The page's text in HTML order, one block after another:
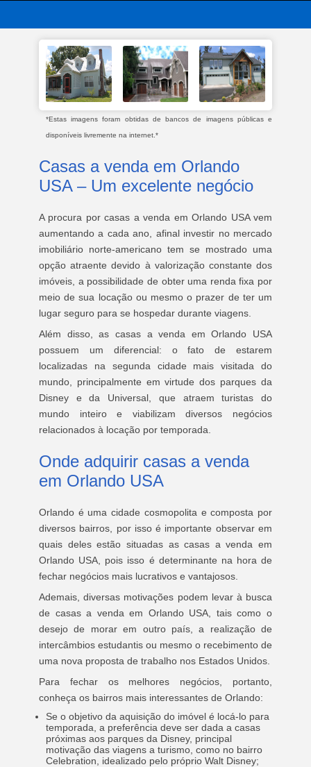
*Estas imagens foram obtidas de bancos de imagens públicas e
disponíveis livremente na internet.*
Casas a venda em Orlando
USA – Um excelente negócio
A procura por casas a venda em Orlando USA vem
aumentando a cada ano, afinal investir no mercado
imobiliário norte-americano tem se mostrado uma
opção atraente devido à valorização constante dos
imóveis, a possibilidade de obter uma renda fixa por
meio de sua locação ou mesmo o prazer de ter um
lugar seguro para se hospedar durante viagens.
Além disso, as casas a venda em Orlando USA
possuem um diferencial: o fato de estarem
localizadas na segunda cidade mais visitada do
mundo, principalmente em virtude dos parques da
Disney e da Universal, que atraem turistas do
mundo inteiro e viabilizam diversos negócios
relacionados à locação por temporada.
Onde adquirir casas a venda
em Orlando USA
Orlando é uma cidade cosmopolita e composta por
diversos bairros, por isso é importante observar em
quais deles estão situadas as casas a venda em
Orlando USA, pois isso é determinante na hora de
fechar negócios mais lucrativos e vantajosos.
Ademais, diversas motivações podem levar à busca
de casas a venda em Orlando USA, tais como o
desejo de morar em outro país, a realização de
intercâmbios estudantis ou mesmo o recebimento de
uma nova proposta de trabalho nos Estados Unidos.
Para fechar os melhores negócios, portanto,
conheça os bairros mais interessantes de Orlando:
Se o objetivo da aquisição do imóvel é locá-lo para
temporada, a preferência deve ser dada a casas
próximas aos parques da Disney, principal
motivação das viagens a turismo, como no bairro
Celebration, idealizado pelo próprio Walt Disney;